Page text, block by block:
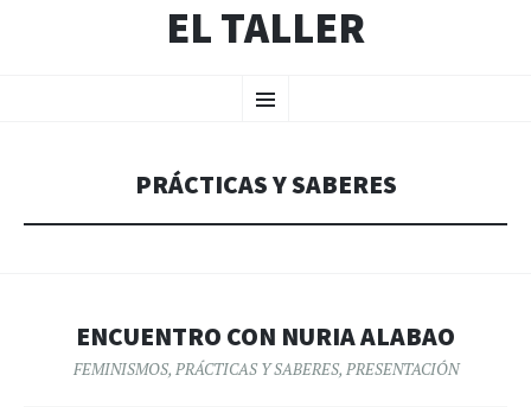
EL TALLER
Menú
AL
PRÁCTICAS Y SABERES
ENCUENTRO CON NURIA ALABAO
FEMINISMOS, PRÁCTICAS Y SABERES, PRESENTACIÓN